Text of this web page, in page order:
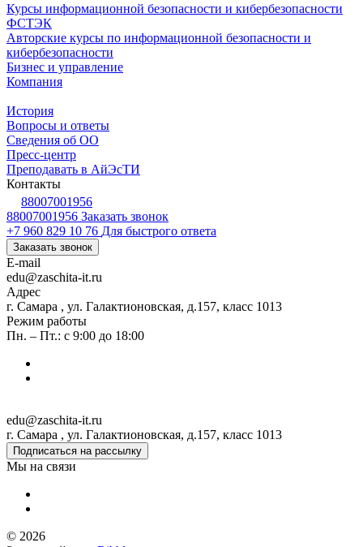
Курсы информационной безопасности и кибербезопасности
ФСТЭК
Авторские курсы по информационной безопасности и
кибербезопасности
Бизнес и управление
Компания
История
Вопросы и ответы
Сведения об ОО
Пресс-центр
Преподавать в АйЭсТИ
Контакты
88007001956
88007001956 Заказать звонок
+7 960 829 10 76 Для быстрого ответа
Заказать звонок
E-mail
edu@zaschita-it.ru
Адрес
г. Самара , ул. Галактионовская, д.157, класс 1013
Режим работы
Пн. – Пт.: с 9:00 до 18:00
edu@zaschita-it.ru
г. Самара , ул. Галактионовская, д.157, класс 1013
Подписаться на рассылку
Мы на связи
© 2026